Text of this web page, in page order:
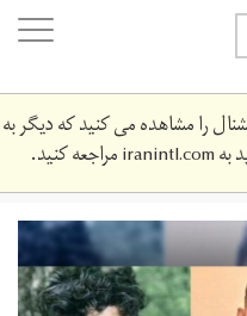
را مشاهده می کنید که دیگر به
بهiranintl.comمراجعه کنید.